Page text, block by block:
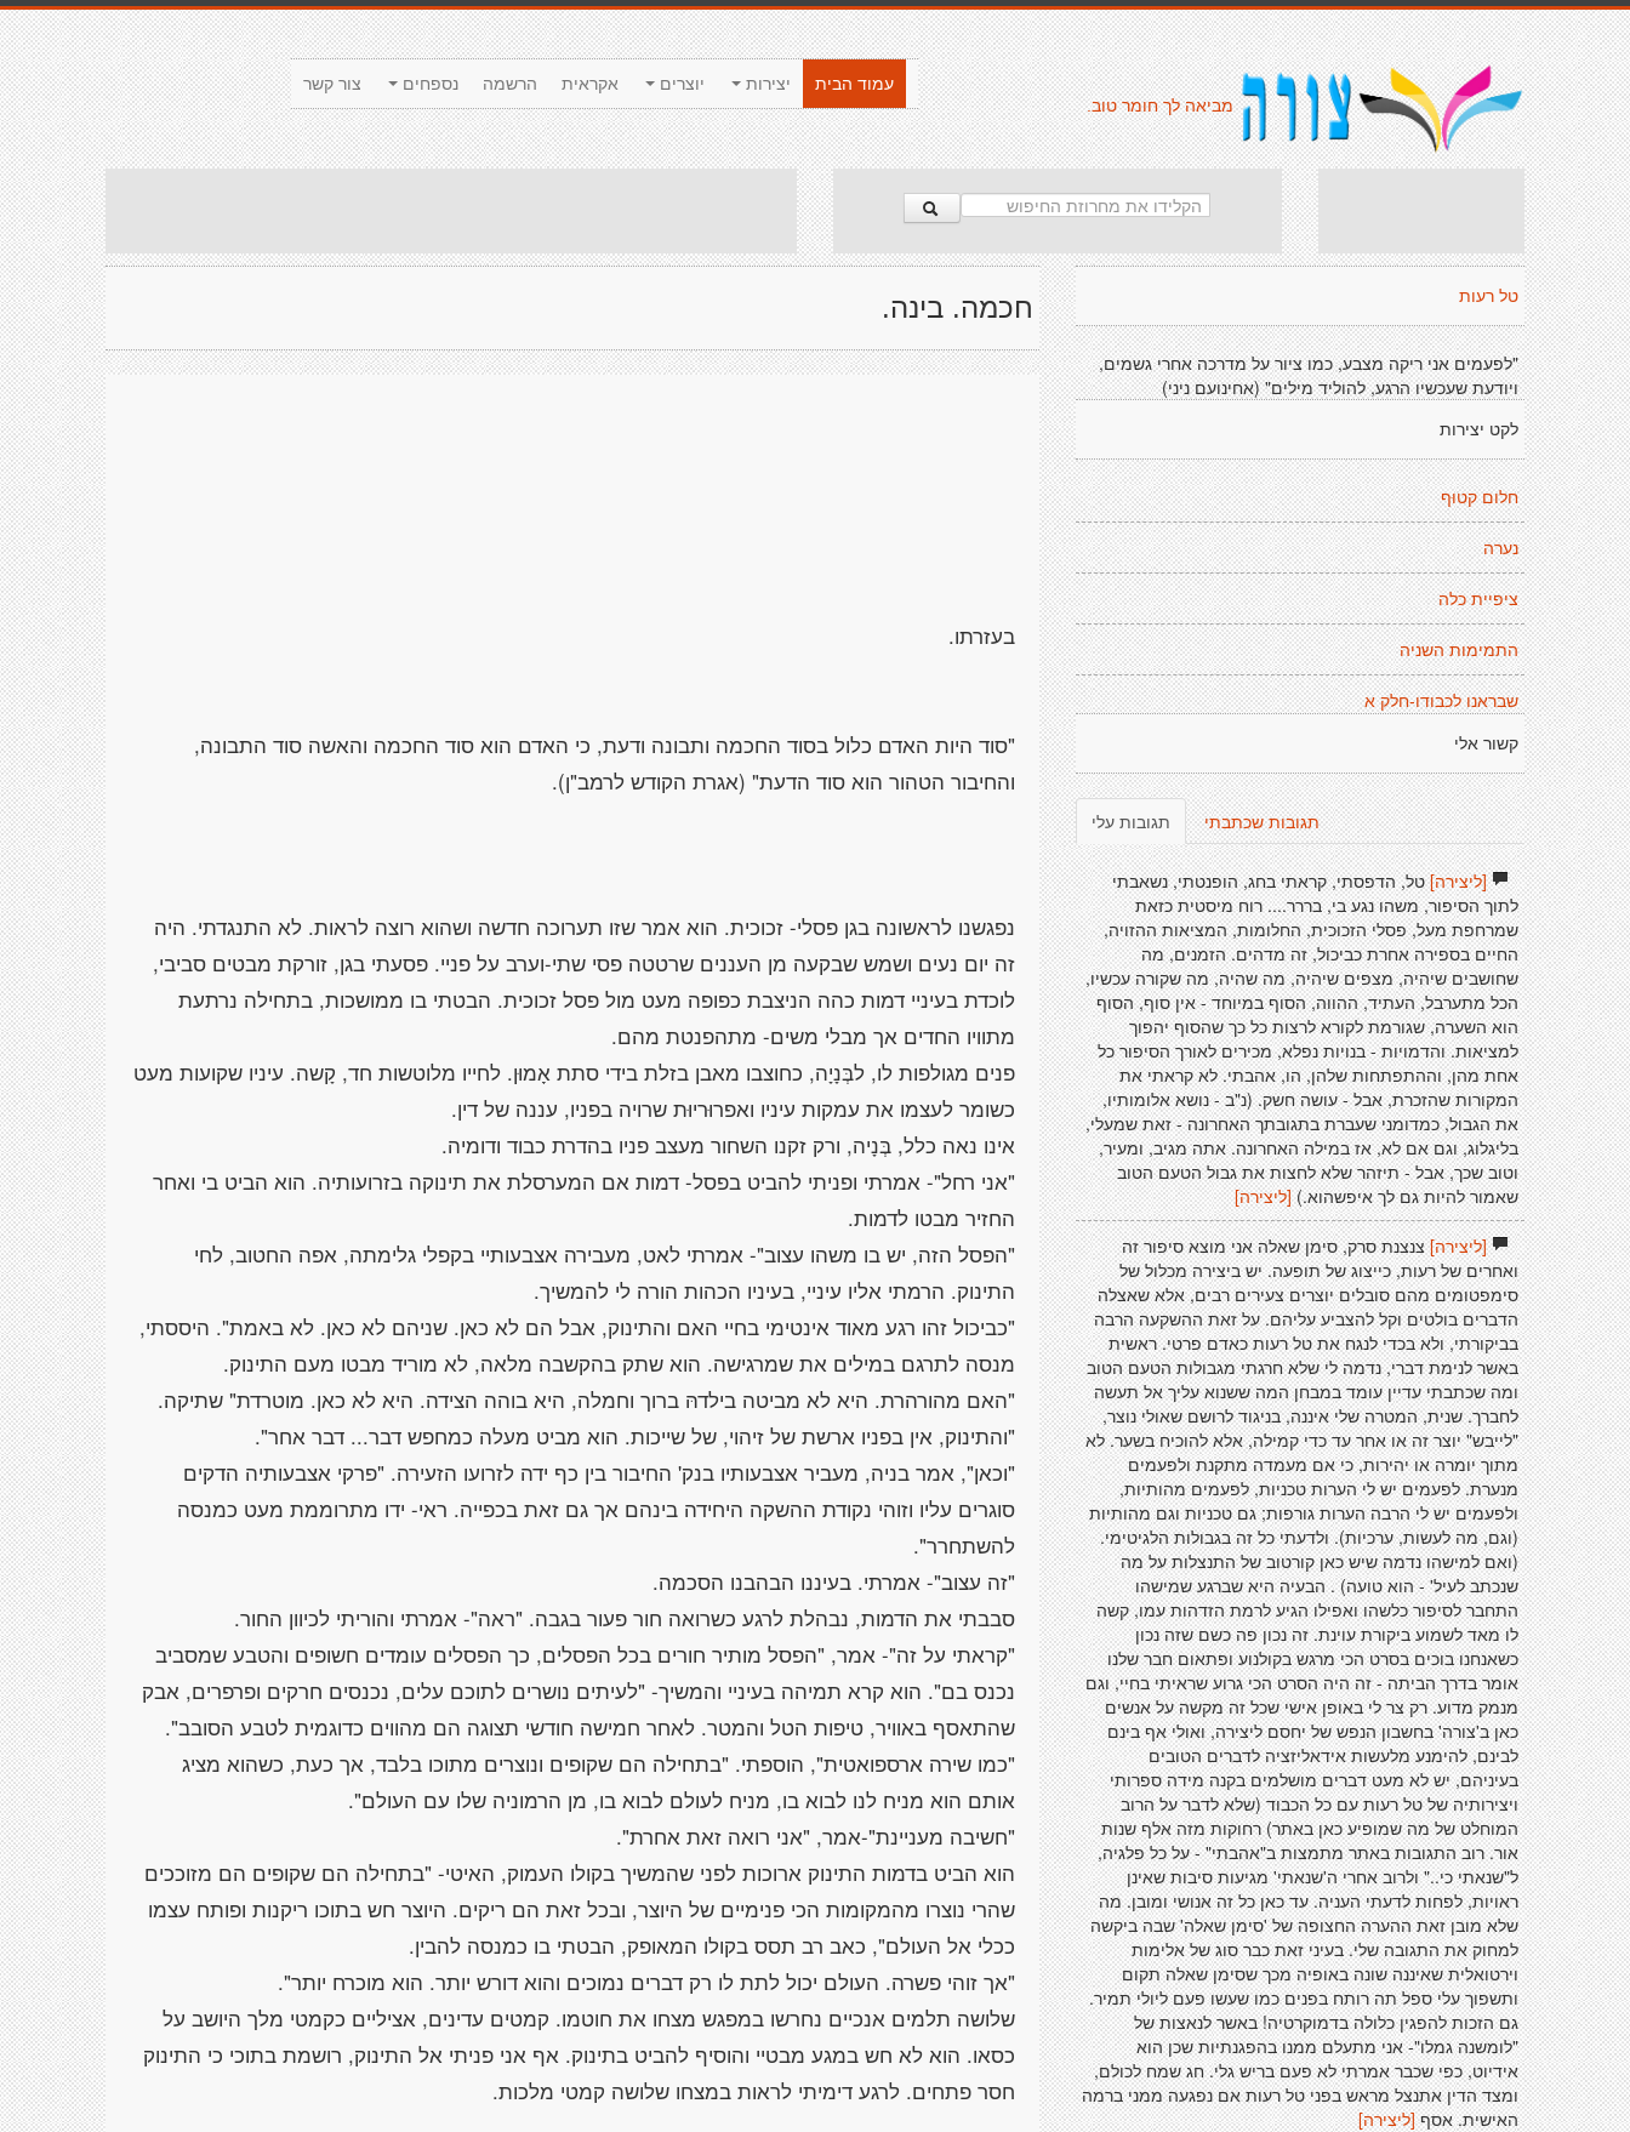
צור קשר נספחים הרשמה אקראית יוצרים יצירות
עמוד הבית
מביאה לך חומר טוב.
חכמה. בינה. טל רעות
"לפעמים אני ריקה מצבע, כמו ציור על מדרכה אחרי גשמים,
ויודעת שעכשיו הרגע, להוליד מילים" (אחינועם ניני)
לקט יצירות
חלום קטוּף
נערה
ציפיית כלה
התמימות השניה
שבראנו לכבודו-חלק א
קשור אלי
תגובות עלי תגובות שכתבתי
[ליצירה]טל, הדפסתי, קראתי בחג, הופנטתי, נשאבתי
לתוך הסיפור, משהו נגע בי, בררר.... רוח מיסטית כזאת
שמרחפת מעל, פסלי הזכוכית, החלומות, המציאות ההזויה,
החיים בספירה אחרת כביכול, זה מדהים. הזמנים, מה
שחושבים שיהיה, מצפים שיהיה, מה שהיה, מה שקורה עכשיו,
הכל מתערבל, העתיד, ההווה, הסוף במיוחד - אין סוף, הסוף
הוא השערה, שגורמת לקורא לרצות כל כך שהסוף יהפוך
למציאות. והדמויות - בנויות נפלא, מכירים לאורך הסיפור כל
אחת מהן, וההתפתחות שלהן, הו, אהבתי. לא קראתי את
המקורות שהזכרת, אבל - עושה חשק. (נ"ב - נושא אלומותיו,
את הגבול, כמדומני שעברת בתגובתך האחרונה - זאת שמעלי,
בליגלוג, וגם אם לא, אז במילה האחרונה. אתה מגיב, ומעיר,
וטוב שכך, אבל - תיזהר שלא לחצות את גבול הטעם הטוב
שאמור להיות גם לך איפשהוא.) [ליצירה]
[ליצירה]צנצנת סרק, סימן שאלה אני מוצא סיפור זה
ואחרים של רעות, כייצוג של תופעה. יש ביצירה מכלול של
סימפטומים מהם סובלים יוצרים צעירים רבים, אלא שאצלה
הדברים בולטים וקל להצביע עליהם. על זאת ההשקעה הרבה
בביקורתי, ולא בכדי לנגח את טל רעות כאדם פרטי. ראשית
באשר לנימת דברי, נדמה לי שלא חרגתי מגבולות הטעם הטוב
ומה שכתבתי עדיין עומד במבחן המה ששנוא עליך אל תעשה
לחברך. שנית, המטרה שלי איננה, בניגוד לרושם שאולי נוצר,
"לייבש" יוצר זה או אחר עד כדי קמילה, אלא להוכיח בשער. לא
מתוך יומרה או יהירות, כי אם מעמדה מתקנת ולפעמים
מנערת. לפעמים יש לי הערות טכניות, לפעמים מהותיות,
ולפעמים יש לי הרבה הערות גורפות; גם טכניות וגם מהותיות
(וגם, מה לעשות, ערכיות). ולדעתי כל זה בגבולות הלגיטימי.
(ואם למישהו נדמה שיש כאן קורטוב של התנצלות על מה
שנכתב לעיל' - הוא טועה) . הבעיה היא שברגע שמישהו
התחבר לסיפור כלשהו ואפילו הגיע לרמת הזדהות עמו, קשה
לו מאד לשמוע ביקורת עוינת. זה נכון פה כשם שזה נכון
כשאנחנו בוכים בסרט הכי מרגש בקולנוע ופתאום חבר שלנו
אומר בדרך הביתה - זה היה הסרט הכי גרוע שראיתי בחיי, וגם
מנמק מדוע. רק צר לי באופן אישי שכל זה מקשה על אנשים
כאן ב'צורה' בחשבון הנפש של יחסם ליצירה, ואולי אף בינם
לבינם, להימנע מלעשות אידאליזציה לדברים הטובים
בעיניהם, יש לא מעט דברים מושלמים בקנה מידה ספרותי
ויצירותיה של טל רעות עם כל הכבוד (שלא לדבר על הרוב
המוחלט של מה שמופיע כאן באתר) רחוקות מזה אלף שנות
אור. רוב התגובות באתר מתמצות ב"אהבתי" - על כל פלגיה,
ל"שנאתי כי.." ולרוב אחרי ה'שנאתי' מגיעות סיבות שאינן
ראויות, לפחות לדעתי העניה. עד כאן כל זה אנושי ומובן. מה
שלא מובן זאת ההערה החצופה של 'סימן שאלה' שבה ביקשה
למחוק את התגובה שלי. בעיני זאת כבר סוג של אלימות
וירטואלית שאיננה שונה באופיה מכך שסימן שאלה תקום
ותשפוך עלי ספל תה רותח בפנים כמו שעשו פעם ליולי תמיר.
גם הזכות להפגין כלולה בדמוקרטיה! באשר לנאצות של
"לומשנה גמלו"- אני מתעלם ממנו בהפגנתיות שכן הוא
אידיוט, כפי שכבר אמרתי לא פעם בריש גלי. חג שמח לכולם,
ומצד הדין אתנצל מראש בפני טל רעות אם נפגעה ממני ברמה
האישית. אסף[ליצירה]